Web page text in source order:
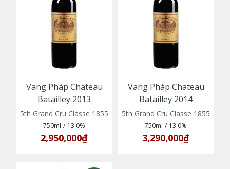
Vang Pháp Chateau
Batailley 2013
5th Grand Cru Classe 1855
750ml / 13.0%
2,950,000₫
Vang Pháp Chateau
Batailley 2014
5th Grand Cru Classe 1855
750ml / 13.0%
3,290,000₫